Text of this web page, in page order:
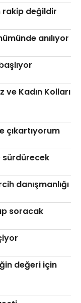
rakip değildir
anılıyor
ve Kadın Kolları
çıkartıyorum
sürdürecek
danışmanlığı
soracak
değeri için